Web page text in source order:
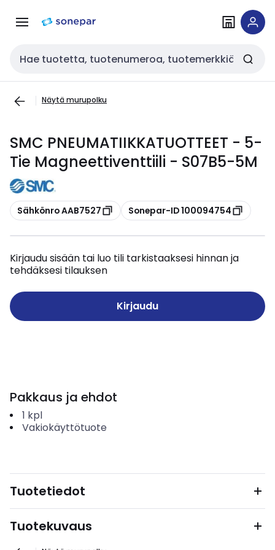
navigointiinsisältöön
Haku
Näytä murupolku
SMC PNEUMATIIKKATUOTTEET - 5-
Tie Magneettiventtiili - S07B5-5M
Kopioi
Sähkönro AAB7527 Kopioi
Sonepar-ID 100094754
Kirjaudu sisään tai luo tili tarkistaaksesi hinnan ja
tehdäksesi tilauksen
Kirjaudu
Pakkaus ja ehdot
1 kpl
Vakiokäyttötuote
Tuotetiedot
Tuotekuvaus